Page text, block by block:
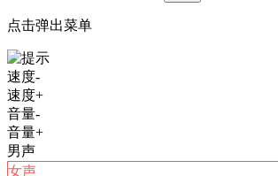
点击弹出菜单
速度-
速度+
音量-
音量+
男声
女声